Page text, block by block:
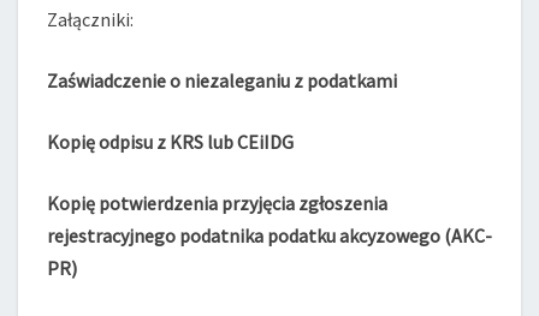
Załączniki:
Zaświadczenie o niezaleganiu z podatkami
Kopię odpisu z KRS lub CEiIDG
Kopię potwierdzenia przyjęcia zgłoszenia
rejestracyjnego podatnika podatku akcyzowego (AKC-
PR)